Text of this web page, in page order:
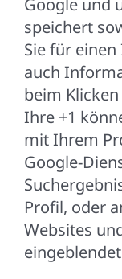
Google und
speichert
Sie für
auch
beim
Ihre +1
mit Ihrem
Google-
Profil, oder
Websites